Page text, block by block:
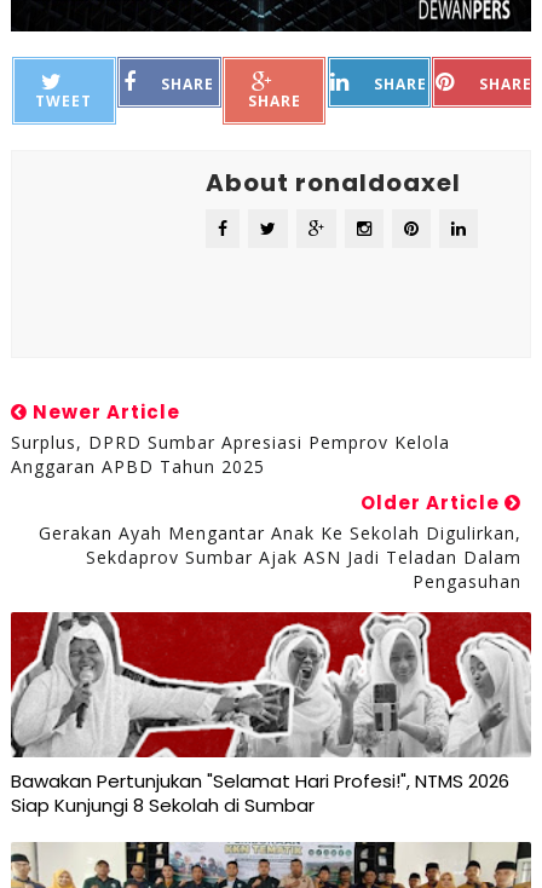
TWEET
SHARE
SHARE
SHARE SHARE
About ronaldoaxel
Newer Article
Surplus, DPRD Sumbar Apresiasi Pemprov Kelola
Anggaran APBD Tahun 2025
Older Article
Gerakan Ayah Mengantar Anak Ke Sekolah Digulirkan,
Sekdaprov Sumbar Ajak ASN Jadi Teladan Dalam
Pengasuhan
Bawakan Pertunjukan "Selamat Hari Profesi!", NTMS 2026
Siap Kunjungi 8 Sekolah di Sumbar